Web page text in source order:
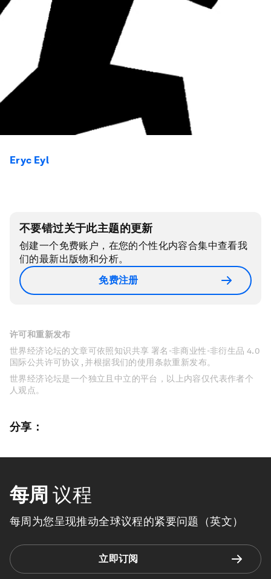
Eryc Eyl
不要错过关于此主题的更新
创建一个免费账户，在您的个性化内容合集中查看我
们的最新出版物和分析。
免费注册
许可和重新发布
世界经济论坛的文章可依照知识共享 署名-非商业性-非衍生品 4.0
国际公共许可协议 , 并根据我们的使用条款重新发布。
世界经济论坛是一个独立且中立的平台，以上内容仅代表作者个
人观点。
分享：
每周 议程
每周为您呈现推动全球议程的紧要问题（英文）
立即订阅